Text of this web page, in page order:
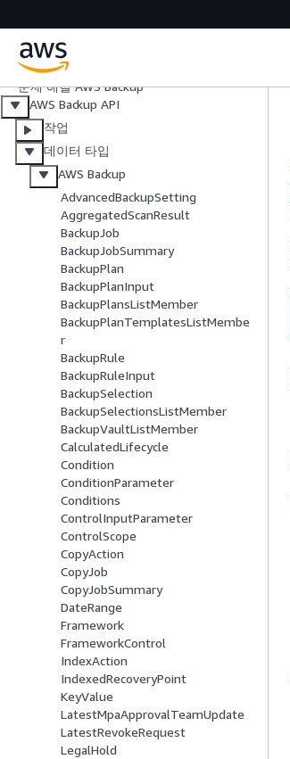
할당량
모니터링 AWS Backup
문제 해결 AWS Backup
AWS Backup API
작업
데이터 타입
AWS Backup
AdvancedBackupSetting
AggregatedScanResult
BackupJob
BackupJobSummary
BackupPlan
BackupPlanInput
BackupPlansListMember
BackupPlanTemplatesListMembe
r
BackupRule
BackupRuleInput
BackupSelection
BackupSelectionsListMember
BackupVaultListMember
CalculatedLifecycle
Condition
ConditionParameter
Conditions
ControlInputParameter
ControlScope
CopyAction
CopyJob
CopyJobSummary
DateRange
Framework
FrameworkControl
IndexAction
IndexedRecoveryPoint
KeyValue
LatestMpaApprovalTeamUpdate
LatestRevokeRequest
LegalHold